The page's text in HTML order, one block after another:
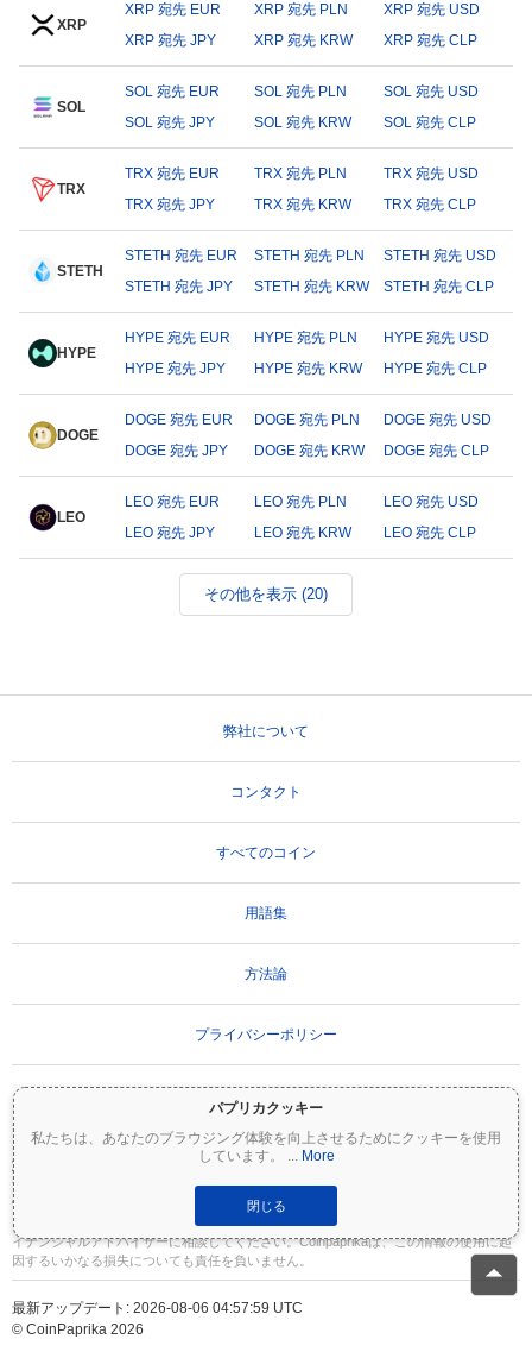
パプリカクッキー
私たちは、あなたのブラウジング体験を向上させるためにクッキーを使用
しています。
... More
閉じる
XRP
XRP 宛先 EUR XRP 宛先 PLN
XRP 宛先 USD
XRP 宛先 JPY
XRP 宛先 KRW XRP 宛先 CLP
SOL
SOL 宛先 EUR SOL 宛先 PLN
SOL 宛先 USD
SOL 宛先 JPY
SOL 宛先 KRW SOL 宛先 CLP
TRX
TRX 宛先 EUR TRX 宛先 PLN
TRX 宛先 USD
TRX 宛先 JPY
TRX 宛先 KRW TRX 宛先 CLP
STETH
STETH 宛先 EUR STETH 宛先 PLN
STETH 宛先 USD
STETH 宛先 JPY
STETH 宛先 KRW STETH 宛先 CLP
HYPE
HYPE 宛先 EUR HYPE 宛先 PLN
HYPE 宛先 USD
HYPE 宛先 JPY
HYPE 宛先 KRW HYPE 宛先 CLP
DOGE
DOGE 宛先 EUR DOGE 宛先 PLN
DOGE 宛先 USD
DOGE 宛先 JPY
DOGE 宛先 KRW DOGE 宛先 CLP
LEO
LEO 宛先 EUR LEO 宛先 PLN
LEO 宛先 USD
LEO 宛先 JPY
LEO 宛先 KRW LEO 宛先 CLP
その他を表示 (20)
弊社について
コンタクト
すべてのコイン
用語集
方法論
プライバシーポリシー
重要な免責事項：
暗号資産は非常にボラティリティが高く、重大なリスクを伴いま
す。投資額の一部または全額を失う可能性があります。Coinpaprikaのすべての情報は
情報提供のみを目的としており、財務または投資のアドバイスを構成するものではあ
りません。投資判断を行う前に、必ずご自身で調査（DYOR）を行い、資格のあるファ
イナンシャルアドバイザーに相談してください。Coinpaprikaは、この情報の使用に起
因するいかなる損失についても責任を負いません。
最新アップデート: 2026-08-06 04:57:59 UTC
© CoinPaprika 2026